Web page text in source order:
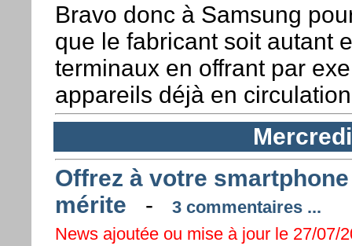
Bravo donc à Samsung
que le fabricant soit autant
terminaux en offrant par
appareils déjà en
Offrez à votre
mérite -
3 commentaires ...
News ajoutée ou mise à jour le 27/07/